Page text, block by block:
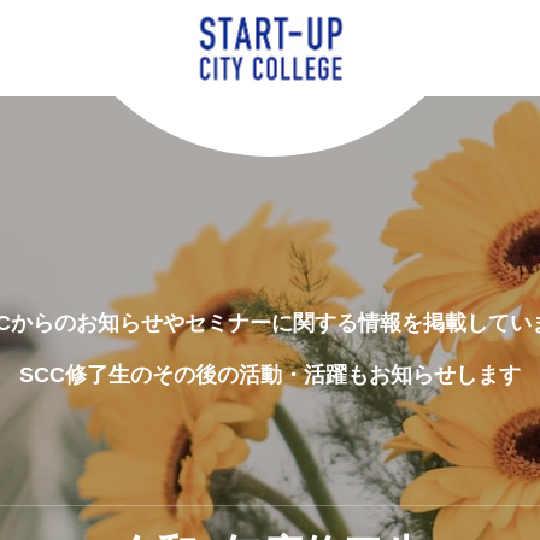
からのお知らせやセミナーに関する情報を掲載してい
SCC修了生のその後の活動・活躍もお知らせします